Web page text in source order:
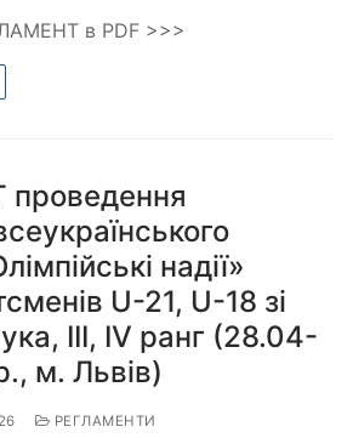
в PDF >>>
надії»
U-21, U-18 зі
ІІІ, IV ранг (28.04-
м. Львів)
РЕГЛАМЕНТИ